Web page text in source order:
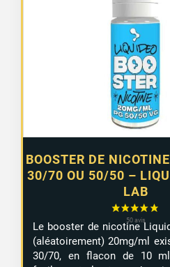
BOOSTER DE
30/70 OU 50/50 –
LAB
prix :
0,99
à
7,99
Le booster de nicotine
(aléatoirement) 20mg/ml
30/70, en flacon de 10